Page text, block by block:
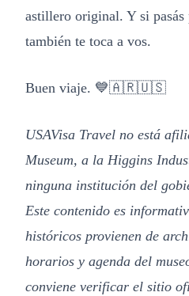
astillero original. Y si
también te toca a vos.
Buen viaje. 💙🇦🇷🇺🇸
USAVisa Travel no está
Museum, a la Higgins
ninguna institución del
Este contenido es
históricos provienen de
horarios y agenda del
conviene verificar el sitio